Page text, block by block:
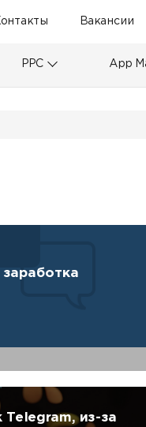
Вакансии
PPC App
из-за